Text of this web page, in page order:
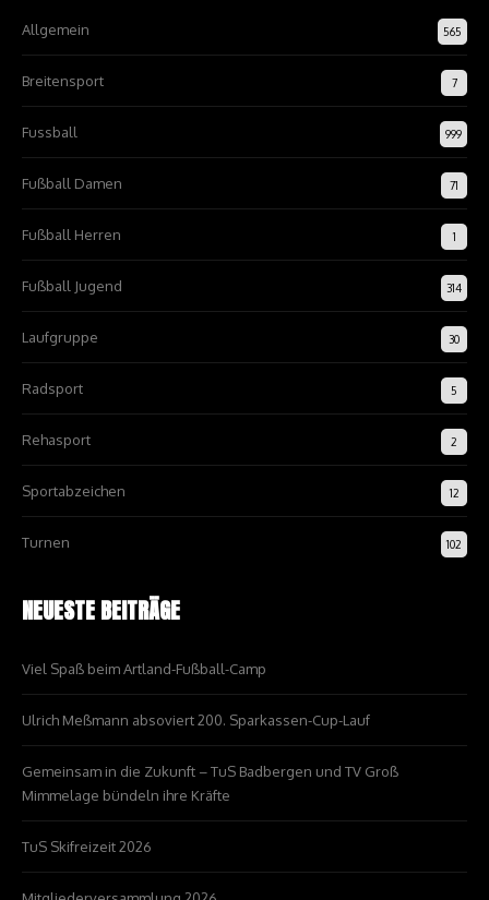
Allgemein 565
Breitensport 7
Fussball 999
Fußball Damen 71
Fußball Herren 1
Fußball Jugend 314
Laufgruppe 30
Radsport 5
Rehasport 2
Sportabzeichen 12
Turnen 102
NEUESTE BEITRÄGE
Viel Spaß beim Artland-Fußball-Camp
Ulrich Meßmann absoviert 200. Sparkassen-Cup-Lauf
Gemeinsam in die Zukunft – TuS Badbergen und TV Groß
Mimmelage bündeln ihre Kräfte
TuS Skifreizeit 2026